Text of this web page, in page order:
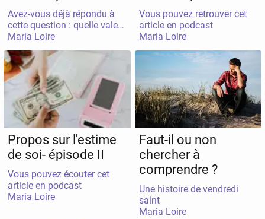
Maria Loire
Avez-vous déjà répondu à
cette question : quelle valeur
vous donnez-vous ?
Maria Loire
Vous pouvez retrouver cet
article en podcast
Maria Loire
Propos sur l'estime
de soi- épisode II
Vous pouvez écouter cet
article en podcast
Maria Loire
Faut-il ou non
chercher à
comprendre ?
Une histoire de vendredi
saint